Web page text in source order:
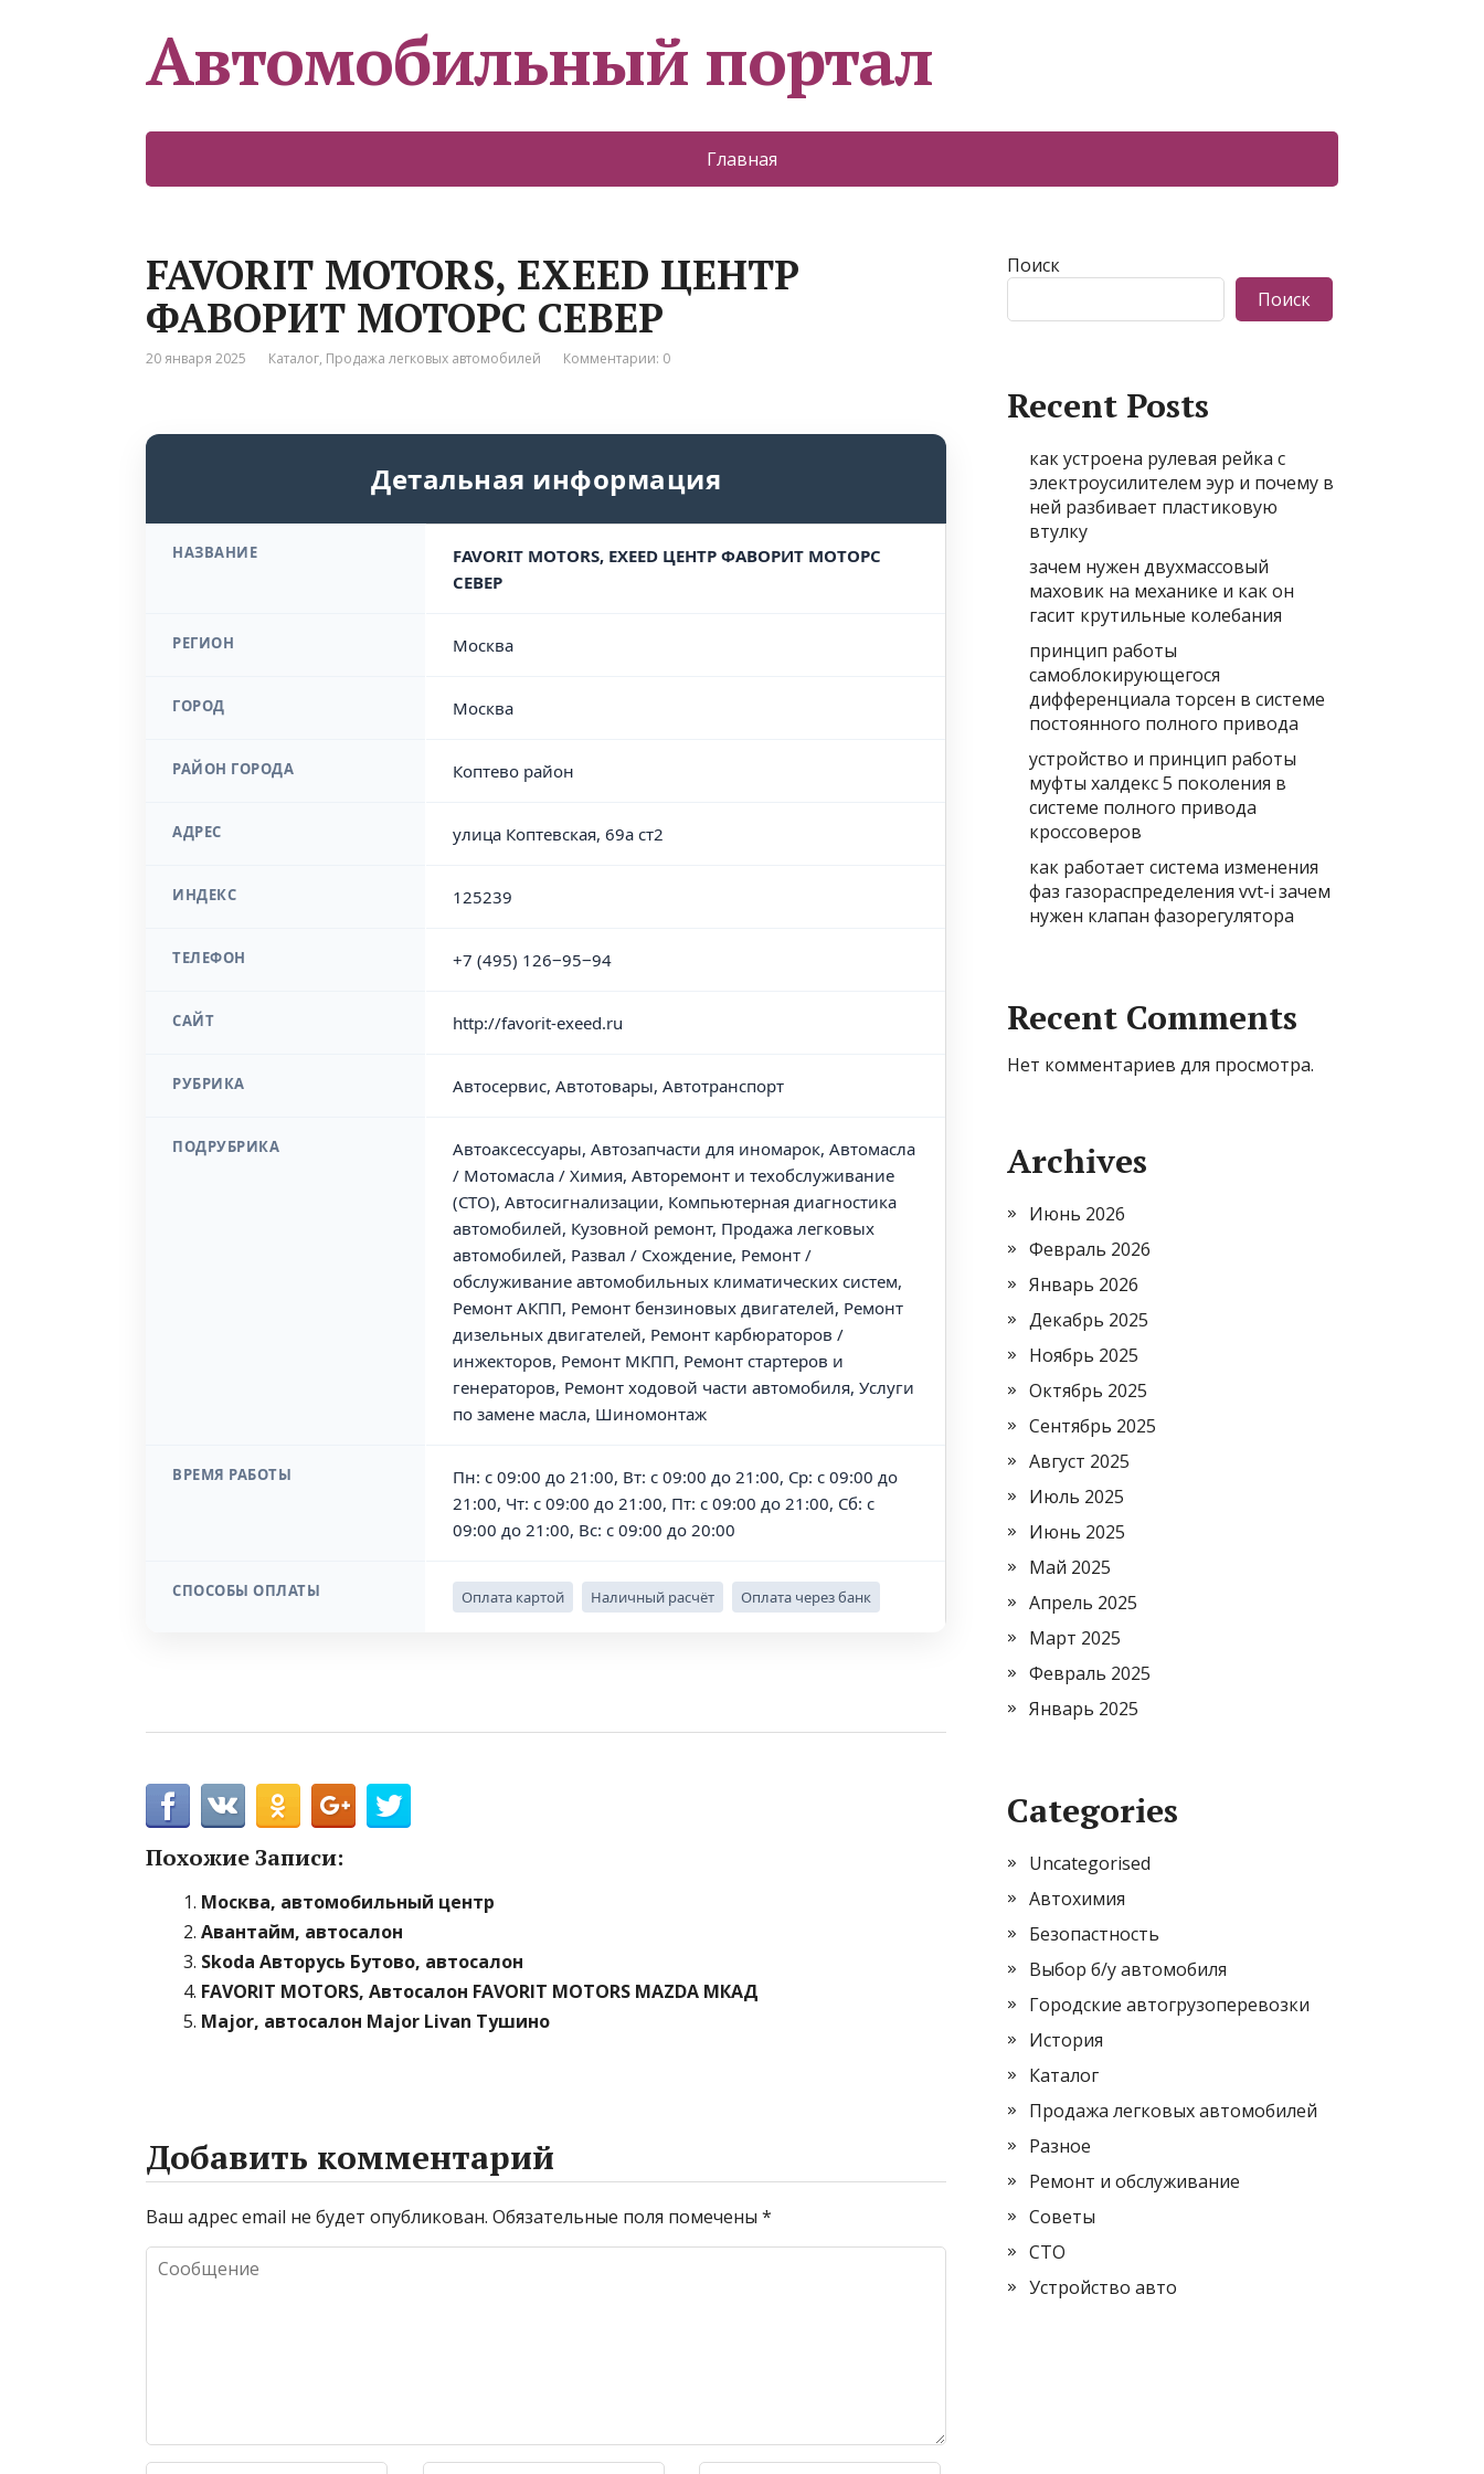
Автомобильный портал
Главная
FAVORIT MOTORS, EXEED ЦЕНТР
ФАВОРИТ МОТОРС СЕВЕР
20 января 2025 Каталог, Продажа легковых автомобилей Комментарии: 0
Детальная информация
НАЗВАНИЕ
FAVORIT MOTORS, EXEED ЦЕНТР ФАВОРИТ МОТОРС
СЕВЕР
РЕГИОН Москва
ГОРОД Москва
РАЙОН ГОРОДА Коптево район
АДРЕС улица Коптевская, 69а ст2
ИНДЕКС 125239
ТЕЛЕФОН +7 (495) 126‒95‒94
САЙТ http://favorit-exeed.ru
РУБРИКА Автосервис, Автотовары, Автотранспорт
ПОДРУБРИКА
Автоаксессуары, Автозапчасти для иномарок, Автомасла
/ Мотомасла / Химия, Авторемонт и техобслуживание
(СТО), Автосигнализации, Компьютерная диагностика
автомобилей, Кузовной ремонт, Продажа легковых
автомобилей, Развал / Схождение, Ремонт /
обслуживание автомобильных климатических систем,
Ремонт АКПП, Ремонт бензиновых двигателей, Ремонт
дизельных двигателей, Ремонт карбюраторов /
инжекторов, Ремонт МКПП, Ремонт стартеров и
генераторов, Ремонт ходовой части автомобиля, Услуги
по замене масла, Шиномонтаж
ВРЕМЯ РАБОТЫ
Пн: с 09:00 до 21:00, Вт: с 09:00 до 21:00, Ср: с 09:00 до
21:00, Чт: с 09:00 до 21:00, Пт: с 09:00 до 21:00, Сб: с
09:00 до 21:00, Вс: с 09:00 до 20:00
СПОСОБЫ ОПЛАТЫ Оплата картой Наличный расчёт Оплата через банк
Похожие Записи:
Москва, автомобильный центр
Авантайм, автосалон
Skoda Авторусь Бутово, автосалон
FAVORIT MOTORS, Автосалон FAVORIT MOTORS MAZDA МКАД
Major, автосалон Major Livan Тушино
Добавить комментарий
Ваш адрес email не будет опубликован. Обязательные поля помечены *
Поиск
Поиск
Recent Posts
как устроена рулевая рейка с
электроусилителем эур и почему в
ней разбивает пластиковую
втулку
зачем нужен двухмассовый
маховик на механике и как он
гасит крутильные колебания
принцип работы
самоблокирующегося
дифференциала торсен в системе
постоянного полного привода
устройство и принцип работы
муфты халдекс 5 поколения в
системе полного привода
кроссоверов
как работает система изменения
фаз газораспределения vvt-i зачем
нужен клапан фазорегулятора
Recent Comments
Нет комментариев для просмотра.
Archives
Июнь 2026
Февраль 2026
Январь 2026
Декабрь 2025
Ноябрь 2025
Октябрь 2025
Сентябрь 2025
Август 2025
Июль 2025
Июнь 2025
Май 2025
Апрель 2025
Март 2025
Февраль 2025
Январь 2025
Categories
Uncategorised
Автохимия
Безопастность
Выбор б/у автомобиля
Городские автогрузоперевозки
История
Каталог
Продажа легковых автомобилей
Разное
Ремонт и обслуживание
Советы
СТО
Устройство авто